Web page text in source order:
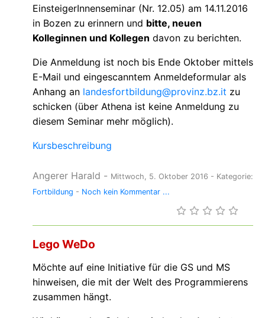
EinsteigerInnenseminar (Nr. 12.05) am 14.11.2016
in Bozen zu erinnern und bitte, neuen
Kolleginnen und Kollegen davon zu berichten.
Die Anmeldung ist noch bis Ende Oktober mittels
E-Mail und eingescanntem Anmeldeformular als
Anhang an landesfortbildung@provinz.bz.it zu
schicken (über Athena ist keine Anmeldung zu
diesem Seminar mehr möglich).
Kursbeschreibung
Angerer Harald - Mittwoch, 5. Oktober 2016 - Kategorie:
Fortbildung - Noch kein Kommentar ...
Lego WeDo
Möchte auf eine Initiative für die GS und MS
hinweisen, die mit der Welt des Programmierens
zusammen hängt.